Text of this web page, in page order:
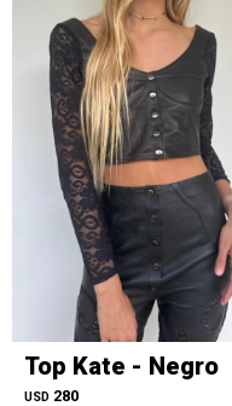
Top Kate - Negro
USD 280